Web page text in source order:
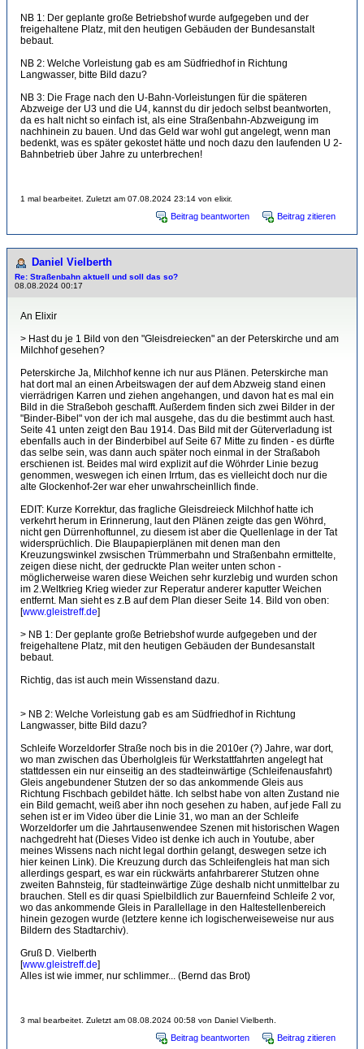
NB 1: Der geplante große Betriebshof wurde aufgegeben und der
freigehaltene Platz, mit den heutigen Gebäuden der Bundesanstalt
bebaut.
NB 2: Welche Vorleistung gab es am Südfriedhof in Richtung
Langwasser, bitte Bild dazu?
NB 3: Die Frage nach den U-Bahn-Vorleistungen für die späteren
Abzweige der U3 und die U4, kannst du dir jedoch selbst beantworten,
da es halt nicht so einfach ist, als eine Straßenbahn-Abzweigung im
nachhinein zu bauen. Und das Geld war wohl gut angelegt, wenn man
bedenkt, was es später gekostet hätte und noch dazu den laufenden U 2-
Bahnbetrieb über Jahre zu unterbrechen!
1 mal bearbeitet. Zuletzt am 07.08.2024 23:14 von elixir.
Beitrag beantworten Beitrag zitieren
Daniel Vielberth
Re: Straßenbahn aktuell und soll das so?
08.08.2024 00:17
An Elixir
> Hast du je 1 Bild von den "Gleisdreiecken" an der Peterskirche und am
Milchhof gesehen?
Peterskirche Ja, Milchhof kenne ich nur aus Plänen. Peterskirche man
hat dort mal an einen Arbeitswagen der auf dem Abzweig stand einen
vierrädrigen Karren und ziehen angehangen, und davon hat es mal ein
Bild in die Straßeboh geschafft. Außerdem finden sich zwei Bilder in der
"Binder-Bibel" von der ich mal ausgehe, das du die bestimmt auch hast.
Seite 41 unten zeigt den Bau 1914. Das Bild mit der Güterverladung ist
ebenfalls auch in der Binderbibel auf Seite 67 Mitte zu finden - es dürfte
das selbe sein, was dann auch später noch einmal in der Straßaboh
erschienen ist. Beides mal wird explizit auf die Wöhrder Linie bezug
genommen, weswegen ich einen Irrtum, das es vielleicht doch nur die
alte Glockenhof-2er war eher unwahrscheinllich finde.
EDIT: Kurze Korrektur, das fragliche Gleisdreieck Milchhof hatte ich
verkehrt herum in Erinnerung, laut den Plänen zeigte das gen Wöhrd,
nicht gen Dürrenhoftunnel, zu diesem ist aber die Quellenlage in der Tat
widersprüchlich. Die Blaupapierplänen mit denen man den
Kreuzungswinkel zwsischen Trümmerbahn und Straßenbahn ermittelte,
zeigen diese nicht, der gedruckte Plan weiter unten schon -
möglicherweise waren diese Weichen sehr kurzlebig und wurden schon
im 2.Weltkrieg Krieg wieder zur Reperatur anderer kaputter Weichen
entfernt. Man sieht es z.B auf dem Plan dieser Seite 14. Bild von oben:
[www.gleistreff.de]
> NB 1: Der geplante große Betriebshof wurde aufgegeben und der
freigehaltene Platz, mit den heutigen Gebäuden der Bundesanstalt
bebaut.
Richtig, das ist auch mein Wissenstand dazu.
> NB 2: Welche Vorleistung gab es am Südfriedhof in Richtung
Langwasser, bitte Bild dazu?
Schleife Worzeldorfer Straße noch bis in die 2010er (?) Jahre, war dort,
wo man zwischen das Überholgleis für Werkstattfahrten angelegt hat
stattdessen ein nur einseitig an des stadteinwärtige (Schleifenausfahrt)
Gleis angebundener Stutzen der so das ankommende Gleis aus
Richtung Fischbach gebildet hätte. Ich selbst habe von alten Zustand nie
ein Bild gemacht, weiß aber ihn noch gesehen zu haben, auf jede Fall zu
sehen ist er im Video über die Linie 31, wo man an der Schleife
Worzeldorfer um die Jahrtausenwendee Szenen mit historischen Wagen
nachgedreht hat (Dieses Video ist denke ich auch in Youtube, aber
meines Wissens nach nicht legal dorthin gelangt, deswegen setze ich
hier keinen Link). Die Kreuzung durch das Schleifengleis hat man sich
allerdings gespart, es war ein rückwärts anfahrbarerer Stutzen ohne
zweiten Bahnsteig, für stadteinwärtige Züge deshalb nicht unmittelbar zu
brauchen. Stell es dir quasi Spielbildlich zur Bauernfeind Schleife 2 vor,
wo das ankommende Gleis in Parallellage in den Haltestellenbereich
hinein gezogen wurde (letztere kenne ich logischerweiseweise nur aus
Bildern des Stadtarchiv).
Gruß D. Vielberth
[www.gleistreff.de]
Alles ist wie immer, nur schlimmer... (Bernd das Brot)
3 mal bearbeitet. Zuletzt am 08.08.2024 00:58 von Daniel Vielberth.
Beitrag beantworten Beitrag zitieren